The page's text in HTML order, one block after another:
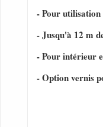
- Pour utilisation
- Jusqu'à 12 m
- Pour intérieur
- Option vernis